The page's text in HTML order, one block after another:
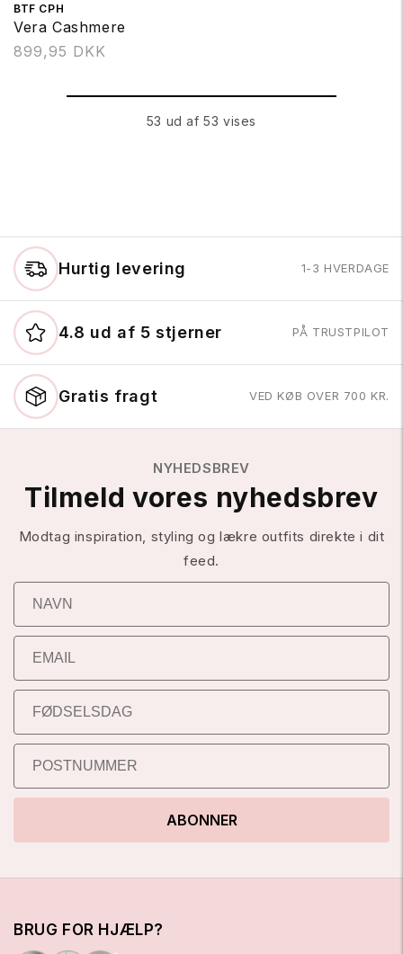
Forhandler:
BTF CPH
Vera Cashmere
Normalpris
899,95 DKK
53 ud af 53 vises
Hurtig levering 1-3 HVERDAGE
4.8 ud af 5 stjerner PÅ TRUSTPILOT
Gratis fragt VED KØB OVER 700 KR.
NYHEDSBREV
Tilmeld vores nyhedsbrev
Modtag inspiration, styling og lækre outfits direkte i dit
feed.
ABONNER
BRUG FOR HJÆLP?